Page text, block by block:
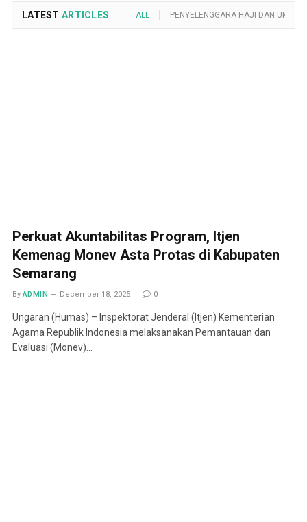
LATEST ARTICLES ALL PENYELENGGARA HAJI DAN UMROH
Perkuat Akuntabilitas Program, Itjen
Kemenag Monev Asta Protas di Kabupaten
Semarang
By ADMIN December 18, 2025 0
Ungaran (Humas) – Inspektorat Jenderal (Itjen) Kementerian
Agama Republik Indonesia melaksanakan Pemantauan dan
Evaluasi (Monev)…